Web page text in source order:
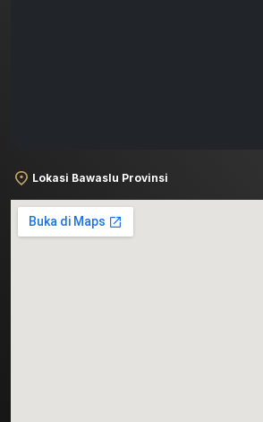
Lokasi Bawaslu Provinsi